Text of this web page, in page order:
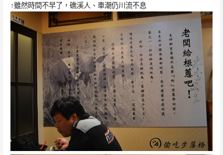
↑雖然時間不早了，礁溪人、車潮仍川流不息